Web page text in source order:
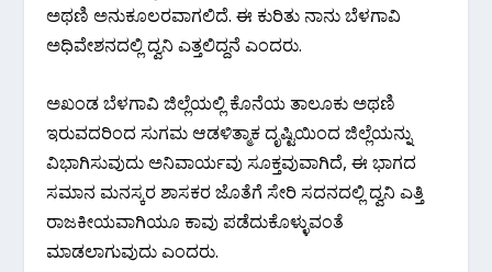
ಅಥಣಿ ಅನುಕೂಲರವಾಗಲಿದೆ. ಈ ಕುರಿತು ನಾನು ಬೆಳಗಾವಿ
ಅಧಿವೇಶನದಲ್ಲಿ ದ್ವನಿ ಎತ್ತಲಿದ್ದನೆ ಎಂದರು.
ಅಖಂಡ ಬೆಳಗಾವಿ ಜಿಲ್ಲೆಯಲ್ಲಿ ಕೊನೆಯ ತಾಲೂಕು ಅಥಣಿ
ಇರುವದರಿಂದ ಸುಗಮ ಆಡಳಿತ್ಮಾಕ ದೃಷ್ಟಿಯಿಂದ ಜಿಲ್ಲೆಯನ್ನು
ವಿಭಾಗಿಸುವುದು ಅನಿವಾರ್ಯವು ಸೂಕ್ತವುವಾಗಿದೆ, ಈ ಭಾಗದ
ಸಮಾನ ಮನಸ್ಕರ ಶಾಸಕರ ಜೊತೆಗೆ ಸೇರಿ ಸದನದಲ್ಲಿ ದ್ವನಿ ಎತ್ತಿ
ರಾಜಕೀಯವಾಗಿಯೂ ಕಾವು ಪಡೆದುಕೊಳ್ಳುವಂತೆ
ಮಾಡಲಾಗುವುದು ಎಂದರು.